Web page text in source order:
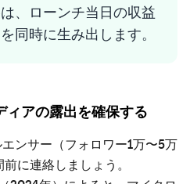
、ローンチ当日の収益
同時に生み出します。
ィアの露出を確保する
ンサー（フォロワー1万〜5万
に連絡しましょう。